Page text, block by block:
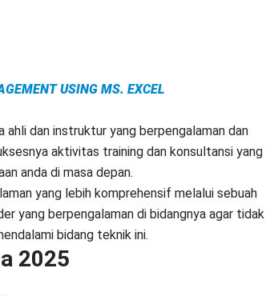
USING MS. EXCEL
dan instruktur yang berpengalaman dan
aktivitas training dan konsultansi yang
anda di masa depan.
yang lebih komprehensif melalui sebuah
yang berpengalaman di bidangnya agar tidak
bidang teknik ini.
2025